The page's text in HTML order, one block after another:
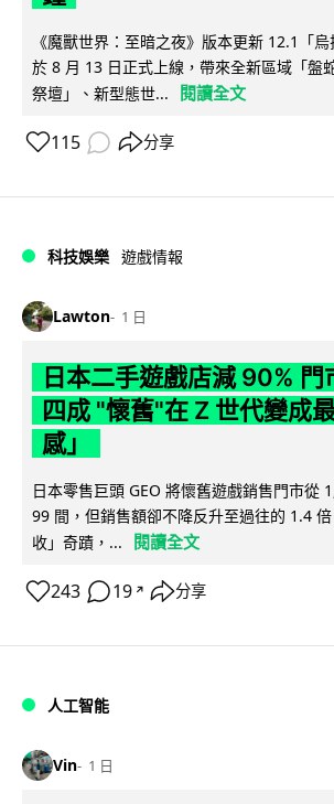
《魔獸世界：至暗之夜》版本更新 12.1「
於 8 月 13 日正式上線，帶來全新區域「盤
祭壇」、新型態世...
閱讀全文
115 分享
科技娛樂 遊戲情報
Lawton 1 日
日本二手遊戲店減 90% 門
四成 "懷舊"在 Z 世代變成
感」
日本零售巨頭 GEO 將懷舊遊戲銷售門市從
99 間，但銷售額卻不降反升至過往的 1.4
收」奇蹟，...
閱讀全文
243 19 ↗ 分享
人工智能
Vin 1 日